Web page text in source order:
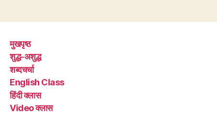
में
मुखपृष्ठ
शुद्ध-अशुद्ध
शब्दचर्चा
English Class
हिंदी क्लास
Video क्लास